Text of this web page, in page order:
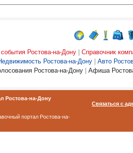
Ростова-на-Дону
Справочник
Ростова-на-Дону
Авто
Ростова-на-Дону Афиша
Ростова-на-Дону
портал Ростова-на-
Связаться с